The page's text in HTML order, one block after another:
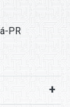
PR